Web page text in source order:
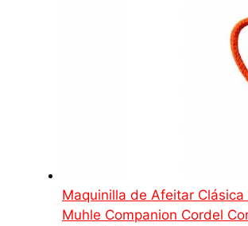
Maquinilla de Afeitar Clásica
Muhle Companion Cordel